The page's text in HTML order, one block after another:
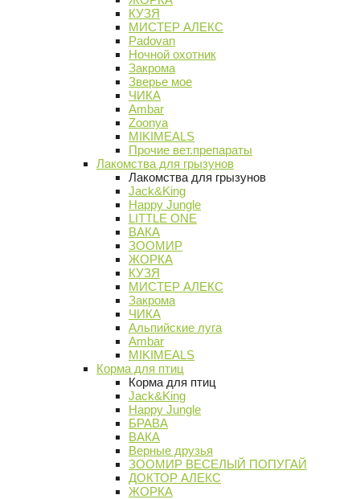
КУЗЯ
МИСТЕР АЛЕКС
Padovan
Ночной охотник
Закрома
Зверье мое
ЧИКА
Ambar
Zoonya
MIKIMEALS
Прочие вет.препараты
Лакомства для грызунов
Лакомства для грызунов
Jack&King
Happy Jungle
LITTLE ONE
ВАКА
ЗООМИР
ЖОРКА
КУЗЯ
МИСТЕР АЛЕКС
Закрома
ЧИКА
Альпийские луга
Ambar
MIKIMEALS
Корма для птиц
Корма для птиц
Jack&King
Happy Jungle
БРАВА
ВАКА
Верные друзья
ЗООМИР ВЕСЕЛЫЙ ПОПУГАЙ
ДОКТОР АЛЕКС
ЖОРКА